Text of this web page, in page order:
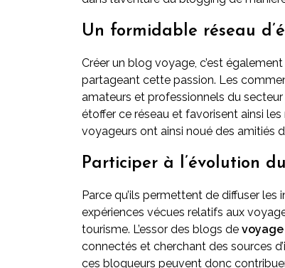
Un formidable réseau
Créer un blog voyage, c’est
partageant cette passion. Les
amateurs et professionnels du
étoffer ce réseau et favorisent ainsi
voyageurs ont ainsi noué des amitiés
Participer à l’évolution
Parce qu’ils permettent de diffuser
expériences vécues relatifs aux
tourisme. L’essor des blogs de voyage
connectés et cherchant des sources
ces blogueurs peuvent donc